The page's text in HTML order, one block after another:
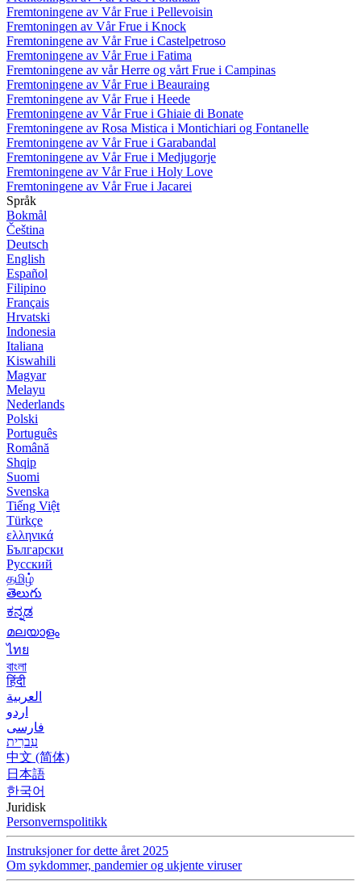
Fremtoningene av Vår Frue i Pellevoisin
Fremtoningen av Vår Frue i Knock
Fremtoningene av Vår Frue i Castelpetroso
Fremtoningene av Vår Frue i Fatima
Fremtoningene av vår Herre og vårt Frue i Campinas
Fremtoningene av Vår Frue i Beauraing
Fremtoningene av Vår Frue i Heede
Fremtoningene av Vår Frue i Ghiaie di Bonate
Fremtoningene av Rosa Mistica i Montichiari og Fontanelle
Fremtoningene av Vår Frue i Garabandal
Fremtoningene av Vår Frue i Medjugorje
Fremtoningene av Vår Frue i Holy Love
Fremtoningene av Vår Frue i Jacarei
Språk
Bokmål
Čeština
Deutsch
English
Español
Filipino
Français
Hrvatski
Indonesia
Italiana
Kiswahili
Magyar
Melayu
Nederlands
Polski
Português
Română
Shqip
Suomi
Svenska
Tiếng Việt
Türkçe
ελληνικά
Български
Русский
தமிழ்
తెలుగు
ಕನ್ನಡ
മലയാളം
ไทย
বাংলা
हिंदी
العربية
اردو
فارسی
עִברִית
中文 (简体)
日本語
한국어
Juridisk
Personvernspolitikk
Instruksjoner for dette året 2025
Om sykdommer, pandemier og ukjente viruser